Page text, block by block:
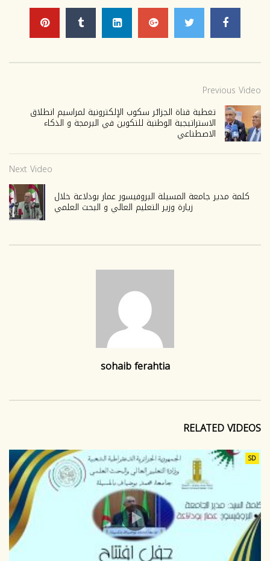
Previous Video
تغطية قناة الجزائر سكوب الإلكترونية لمراسيم انطلاق
الاستراتيجية الوطنية للتكوين في البرمجة و الذكاء
الاصطناعي
Next Video
كلمة مدير جامعة المسيلة البروفيسور عمار بودلاعة خلال
زيارة وزير التعليم العالي و البحث العلمي
sohaib ferahtia
RELATED VIDEOS
SD